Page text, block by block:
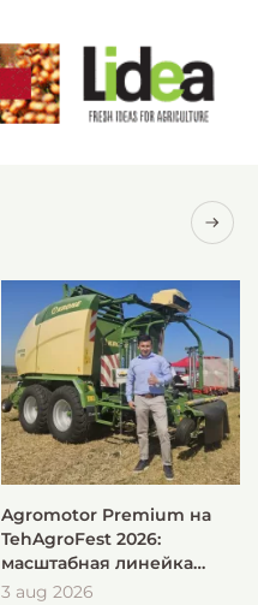
Agromotor Premium на
TehAgroFest 2026:
масштабная линейка
KRONE для быстрой и
3 aug 2026